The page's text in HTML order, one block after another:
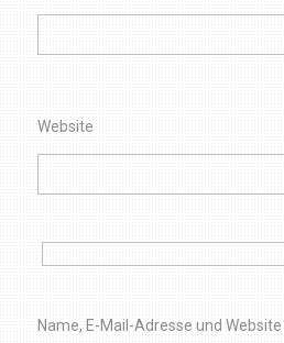
Website
Name, E-Mail-Adresse und